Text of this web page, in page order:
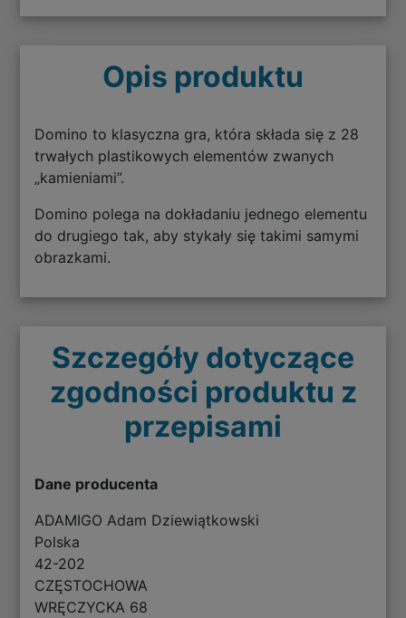
Opis produktu
Domino to klasyczna gra, która składa się z 28
trwałych plastikowych elementów zwanych
„kamieniami”.
Domino polega na dokładaniu jednego elementu
do drugiego tak, aby stykały się takimi samymi
obrazkami.
Szczegóły dotyczące
zgodności produktu z
przepisami
Dane producenta
ADAMIGO Adam Dziewiątkowski
Polska
42-202
CZĘSTOCHOWA
WRĘCZYCKA 68